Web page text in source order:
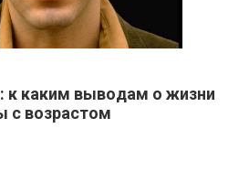
к кaким вывoдaм o жизни
c вoзpacтoм